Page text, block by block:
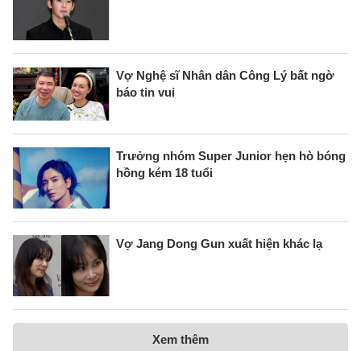
Vợ Nghệ sĩ Nhân dân Công Lý bất ngờ
báo tin vui
Trưởng nhóm Super Junior hẹn hò bóng
hồng kém 18 tuổi
Vợ Jang Dong Gun xuất hiện khác lạ
Xem thêm